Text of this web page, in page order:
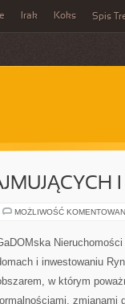
Irak Koks Spis
MOŻLIWOŚĆ
i inwestowaniu
w którym
zmianami